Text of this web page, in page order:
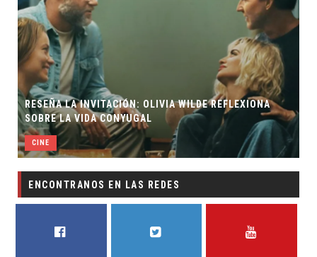
RESEÑA LA INVITACIÓN: OLIVIA WILDE REFLEXIONA
SOBRE LA VIDA CONYUGAL
CINE
ENCONTRANOS EN LAS REDES